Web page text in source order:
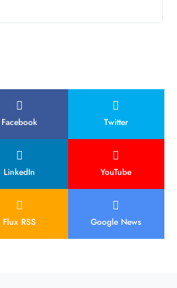
Facebook Twitter
LinkedIn YouTube
Flux RSS Google News